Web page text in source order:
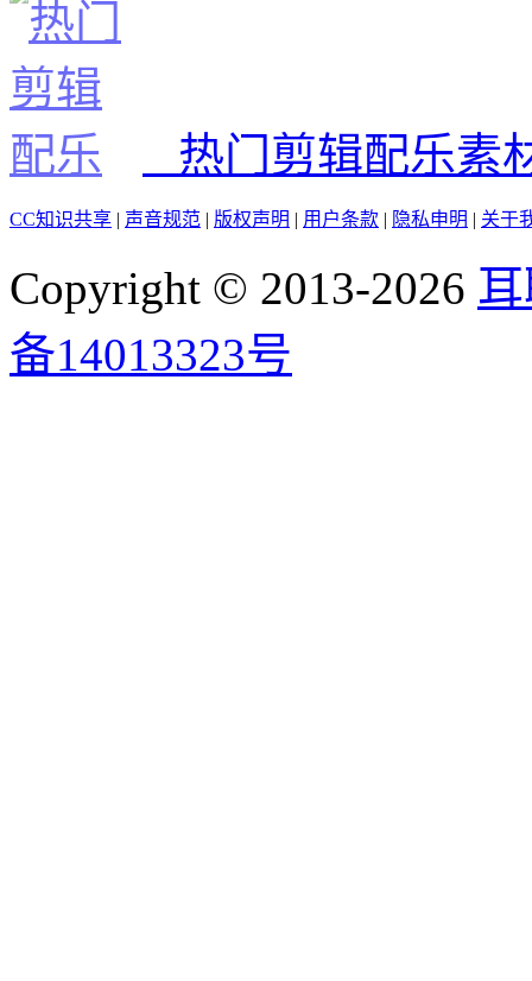
热门剪辑配乐素
CC知识共享 | 声音规范 | 版权声明 | 用户条款 | 隐私申明 | 关于
Copyright © 2013-2026
备14013323号